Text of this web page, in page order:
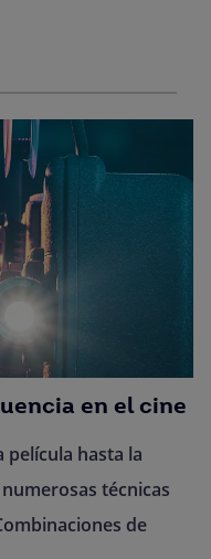
en el cine
película hasta la
técnicas
de